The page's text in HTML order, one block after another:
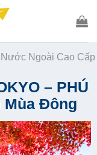
Nước Ngoài Cao Cấp
– PHÚ
Mùa Đông